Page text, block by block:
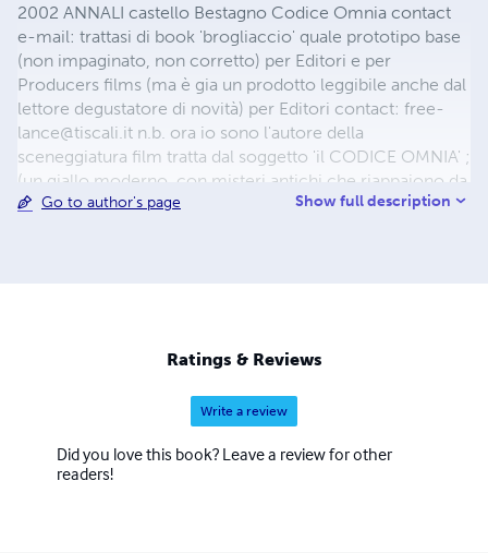
2002 ANNALI castello Bestagno Codice Omnia contact
e-mail: trattasi di book 'brogliaccio' quale prototipo base
(non impaginato, non corretto) per Editori e per
Producers films (ma è gia un prodotto leggibile anche dal
lettore degustatore di novità) per Editori contact: free-
lance@tiscali.it n.b. ora io sono l'autore della
sceneggiatura film tratta dal soggetto 'il CODICE OMNIA' ;
(un giallo moderno, con misteri antichi che riappaiono da
una scoperta archeologica , mentre il percorso dei
Go to author's page Show full description
Ratings & Reviews
Write a review
Did you love this book? Leave a review for other
readers!